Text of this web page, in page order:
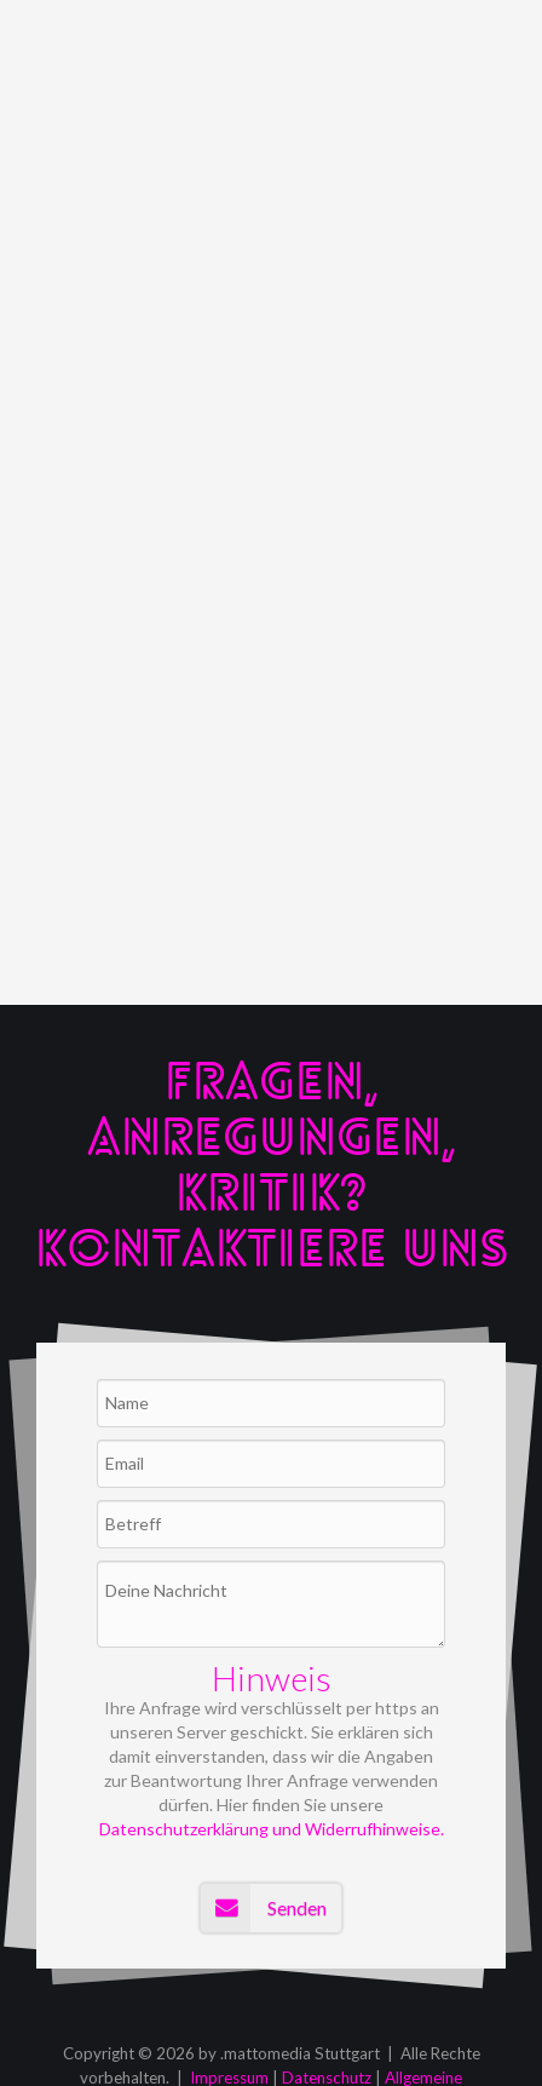
FRAGEN,
ANREGUNGEN,
KRITIK?
KONTAKTIERE UNS
Hinweis
Ihre Anfrage wird verschlüsselt per https an
unseren Server geschickt. Sie erklären sich
damit einverstanden, dass wir die Angaben
zur Beantwortung Ihrer Anfrage verwenden
dürfen. Hier finden Sie unsere
Datenschutzerklärung und Widerrufhinweise.
Senden
Copyright © 2026 by .mattomedia Stuttgart | Alle Rechte
vorbehalten. | Impressum Datenschutz Allgemeine